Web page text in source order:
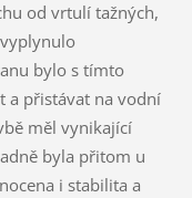
od vrtulí tažných,
bylo s tímto
a přistávat na vodní
měl vynikající
byla přitom u
i stabilita a